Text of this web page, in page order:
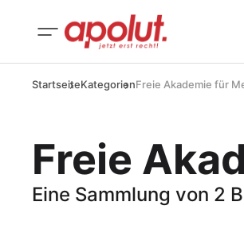
StartseiteKategorienFreie Akademie für
Freie
Eine Sammlung von 2